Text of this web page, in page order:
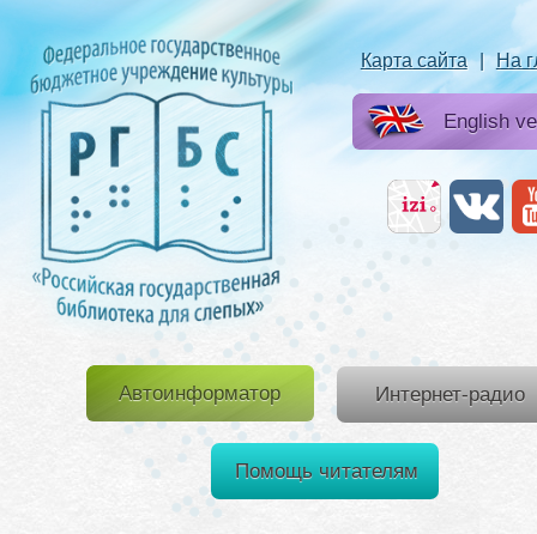
Карта сайта | На
English
Автоинформатор Интернет-радио
Помощь читателям